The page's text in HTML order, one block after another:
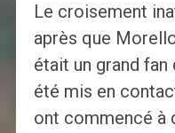
Le croisement
après que
était un grand
été mis en
ont commencé à